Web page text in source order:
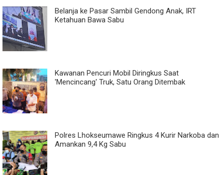
Belanja ke Pasar Sambil Gendong Anak, IRT
Ketahuan Bawa Sabu
Kawanan Pencuri Mobil Diringkus Saat
'Mencincang' Truk, Satu Orang Ditembak
Polres Lhokseumawe Ringkus 4 Kurir Narkoba dan
Amankan 9,4 Kg Sabu